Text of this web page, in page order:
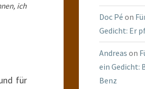
ich
für
Doc Pé on
Gedicht: Er
Andreas on
ein Gedicht:
Benz